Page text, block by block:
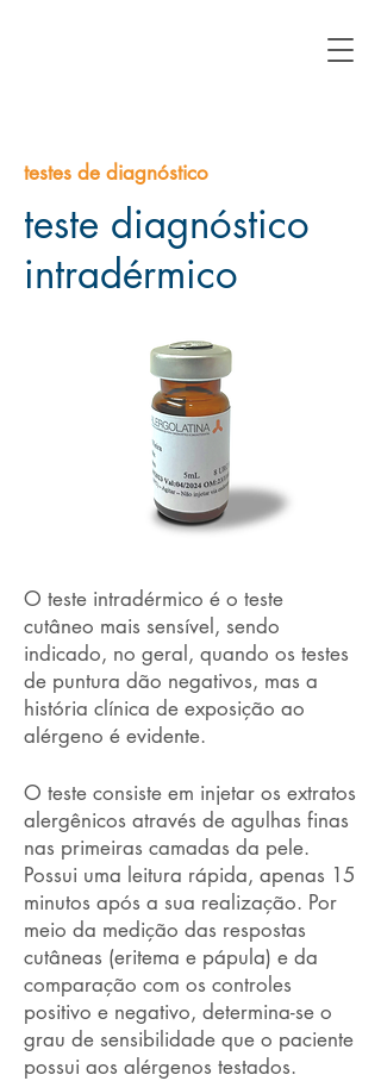
testes de diagnóstico
teste diagnóstico
intradérmico
O teste intradérmico é o teste
cutâneo mais sensível, sendo
indicado, no geral, quando os testes
de puntura dão negativos, mas a
história clínica de exposição ao
alérgeno é evidente.
O teste consiste em injetar os extratos
alergênicos através de agulhas finas
nas primeiras camadas da pele.
Possui uma leitura rápida, apenas 15
minutos após a sua realização. Por
meio da medição das respostas
cutâneas (eritema e pápula) e da
comparação com os controles
positivo e negativo, determina-se o
grau de sensibilidade que o paciente
possui aos alérgenos testados.